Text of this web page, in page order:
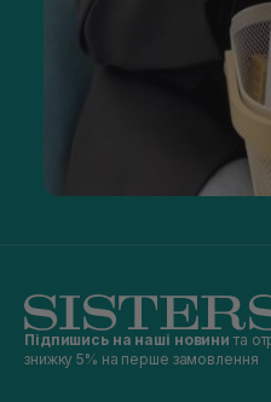
Підпишись на наші новини та
знижку 5% на перше замовлення